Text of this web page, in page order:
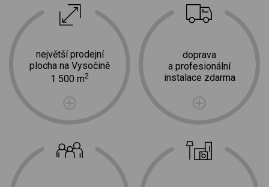
největší prodejní
plocha na Vysočině
1 500 m2
doprava
a profesionální
instalace zdarma